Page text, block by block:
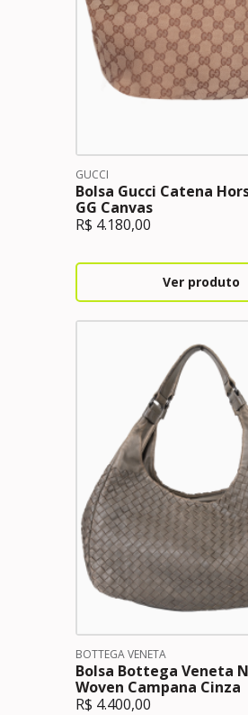
GUCCI
Bolsa Gucci Catena
GG Canvas
R$ 4.180,00
Ver produto
BOTTEGA VENETA
Bolsa Bottega Veneta
Woven Campana Cinza
R$ 4.400,00